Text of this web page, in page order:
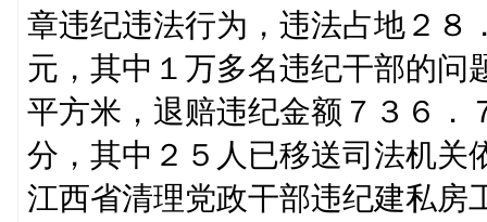
章违纪违法行为，违法占地２８
元，其中１万多名违纪干部的问
平方米，退赔违纪金额７３６．
分，其中２５人已移送司法机关
江西省清理党政干部违纪建私房